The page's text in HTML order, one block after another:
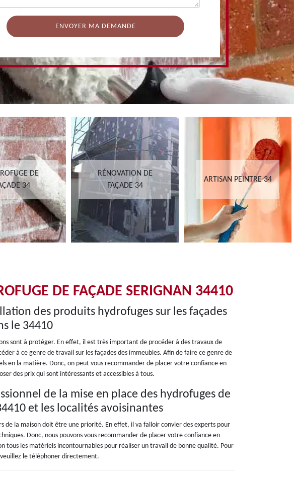
DE
34
RÉNOVATION DE
FAÇADE 34
ARTISAN PEINTRE 34
DE FAÇADE SERIGNAN 34410
des produits hydrofuges sur les façades
le 34410
sont à protéger. En effet, il est très important de procéder à des travaux de
à ce genre de travail sur les façades des immeubles. Afin de faire ce genre de
en la matière. Donc, on peut vous recommander de placer votre confiance en
des prix qui sont intéressants et accessibles à tous.
de la mise en place des hydrofuges de
et les localités avoisinantes
de la maison doit être une priorité. En effet, il va falloir convier des experts pour
Donc, nous pouvons vous recommander de placer votre confiance en
tous les matériels incontournables pour réaliser un travail de bonne qualité. Pour
le téléphoner directement.